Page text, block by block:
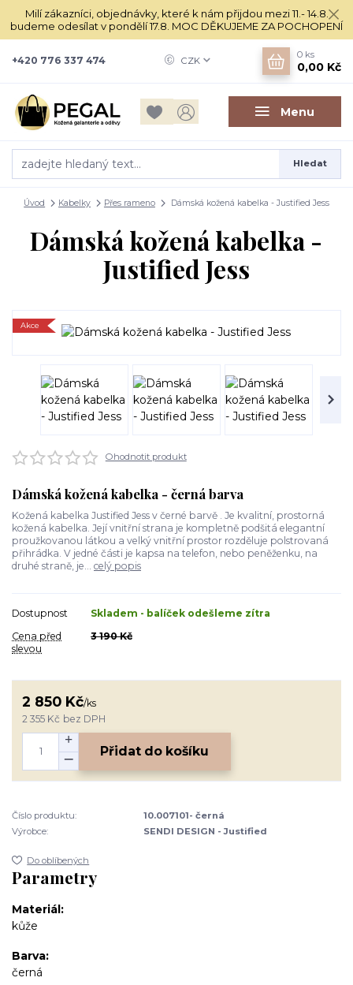
Milí zákazníci, objednávky, které k nám přijdou mezi 11.- 14.8.
budeme odesílat v pondělí 17.8. MOC DĚKUJEME ZA POCHOPENÍ
Menu
CZK
Hledat
+420 776 337 474
0 ks
0,00 Kč
Úvod Kabelky Přes rameno Dámská kožená kabelka - Justified Jess
Dámská kožená kabelka -
Justified Jess
Akce
Ohodnotit produkt
Dámská kožená kabelka - černá barva
Kožená kabelka Justified Jess v černé barvě . Je kvalitní, prostorná
kožená kabelka. Její vnitřní strana je kompletně podšitá elegantní
proužkovanou látkou a velký vnitřní prostor rozděluje polstrovaná
přihrádka. V jedné části je kapsa na telefon, nebo peněženku, na
druhé straně, je... celý popis
Dostupnost
Skladem - balíček odešleme zítra
Cena před
slevou
3 190 Kč
2 850 Kč/ks
2 355 Kč bez DPH
Přidat do košíku
Číslo produktu:
10.007101- černá
Výrobce:
SENDI DESIGN - Justified
Do oblíbených
Parametry
Materiál
kůže
Barva
černá